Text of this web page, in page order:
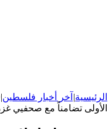
الرئيسية| آخر أخبار فلسطين|
الأولى تضامناً مع صحفيي